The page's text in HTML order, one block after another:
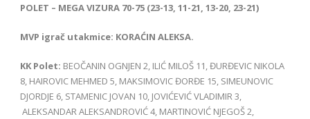
POLET – MEGA VIZURA 70-75 (23-13, 11-21, 13-20, 23-21)
MVP igrač utakmice: KORAĆIN ALEKSA.
KK Polet: BEOČANIN OGNJEN 2, ILIĆ MILOŠ 11, ĐURĐEVIC NIKOLA
8, HAIROVIC MEHMED 5, MAKSIMOVIC ĐORĐE 15, SIMEUNOVIC
DJORDJE 6, STAMENIC JOVAN 10, JOVIĆEVIĆ VLADIMIR 3,
ALEKSANDAR ALEKSANDROVIĆ 4, MARTINOVIĆ NJEGOŠ 2,